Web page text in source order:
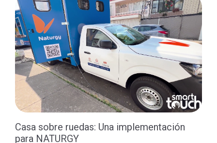
Casa sobre ruedas: Una implementación
para NATURGY